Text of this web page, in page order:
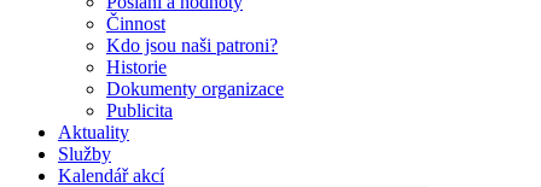
Činnost
Kdo jsou naši patroni?
Historie
Dokumenty organizace
Publicita
Aktuality
Služby
Kalendář akcí